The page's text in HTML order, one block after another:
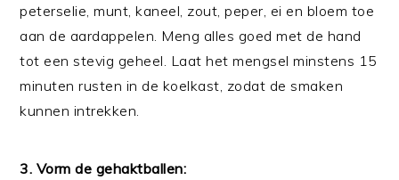
peterselie, munt, kaneel, zout, peper, ei en bloem toe
aan de aardappelen. Meng alles goed met de hand
tot een stevig geheel. Laat het mengsel minstens 15
minuten rusten in de koelkast, zodat de smaken
kunnen intrekken.
3. Vorm de gehaktballen: